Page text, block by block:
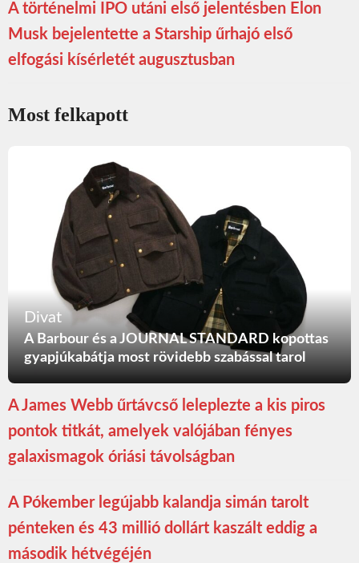
A történelmi IPO utáni első jelentésben Elon
Musk bejelentette a Starship űrhajó első
elfogási kísérletét augusztusban
Most felkapott
Divat
A Barbour és a JOURNAL STANDARD kopottas
gyapjúkabátja most rövidebb szabással tarol
A James Webb űrtávcső leleplezte a kis piros
pontok titkát, amelyek valójában fényes
galaxismagok óriási távolságban
A Pókember legújabb kalandja simán tarolt
pénteken és 43 millió dollárt kaszált eddig a
második hétvégéjén